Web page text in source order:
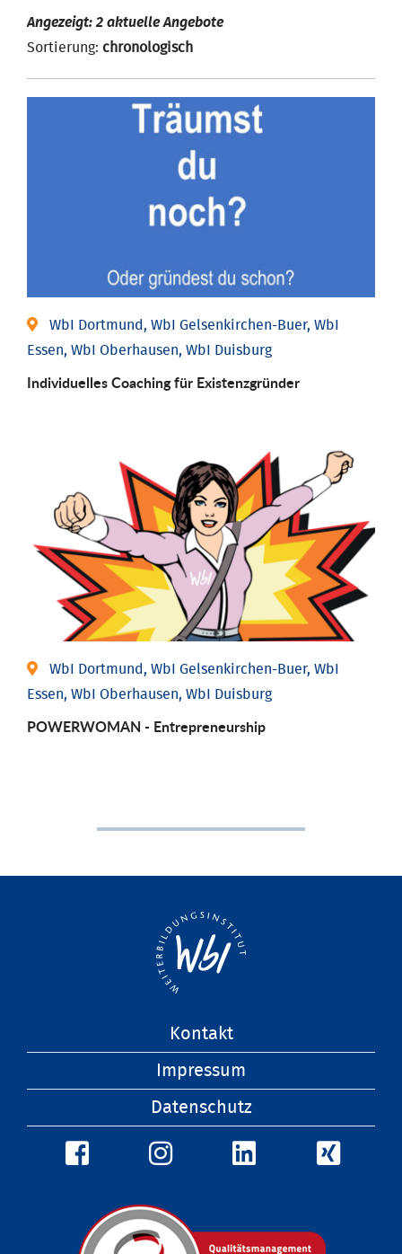
Angezeigt: 2 aktuelle Angebote
Sortierung: chronologisch
WbI Dortmund, WbI Gelsenkirchen-Buer, WbI
Essen, WbI Oberhausen, WbI Duisburg
Individu­elles Coaching für Existenz­gründer
WbI Dortmund, WbI Gelsenkirchen-Buer, WbI
Essen, WbI Oberhausen, WbI Duisburg
POWERWOMAN - Entrepreneurship
Kontakt
Impressum
Datenschutz